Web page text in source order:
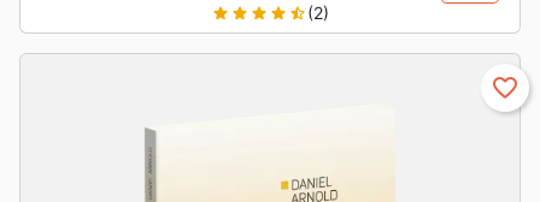
star star star star star_half(2)
favorite_border